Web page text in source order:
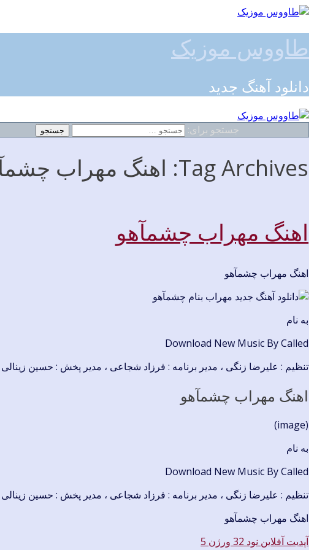
طاووس موزیک
دانلود آهنگ جدید
جستجو برای:
Tag Archives: اهنگ مهراب چشمآهو 128k
اهنگ مهراب چشمآهو
اهنگ مهراب چشمآهو
به نام
Download New Music By Called
تنظیم : علیرضا زنگی ، مدیر برنامه : فرزاد شجاعی ، مدیر پخش : حسین زینالی
اهنگ مهراب چشمآهو
(image)
به نام
Download New Music By Called
تنظیم : علیرضا زنگی ، مدیر برنامه : فرزاد شجاعی ، مدیر پخش : حسین زینالی
اهنگ مهراب چشمآهو
آپدیت آفلاین نود 32 ورژن 5